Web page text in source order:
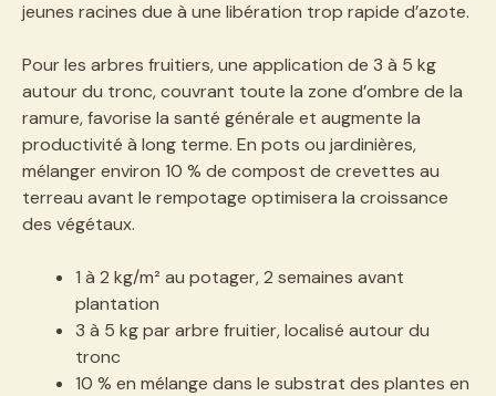
jeunes racines due à une libération trop rapide d’azote.
Pour les arbres fruitiers, une application de 3 à 5 kg
autour du tronc, couvrant toute la zone d’ombre de la
ramure, favorise la santé générale et augmente la
productivité à long terme. En pots ou jardinières,
mélanger environ 10 % de compost de crevettes au
terreau avant le rempotage optimisera la croissance
des végétaux.
1 à 2 kg/m² au potager, 2 semaines avant
plantation
3 à 5 kg par arbre fruitier, localisé autour du
tronc
10 % en mélange dans le substrat des plantes en